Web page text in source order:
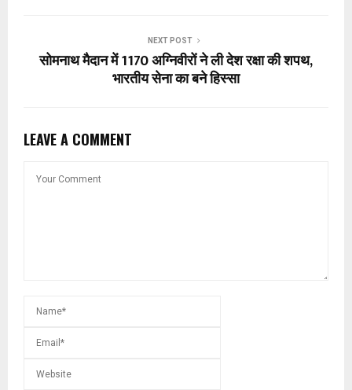
NEXT POST
सोमनाथ मैदान में 1170 अग्निवीरों ने ली देश रक्षा की शपथ,
भारतीय सेना का बने हिस्सा
LEAVE A COMMENT